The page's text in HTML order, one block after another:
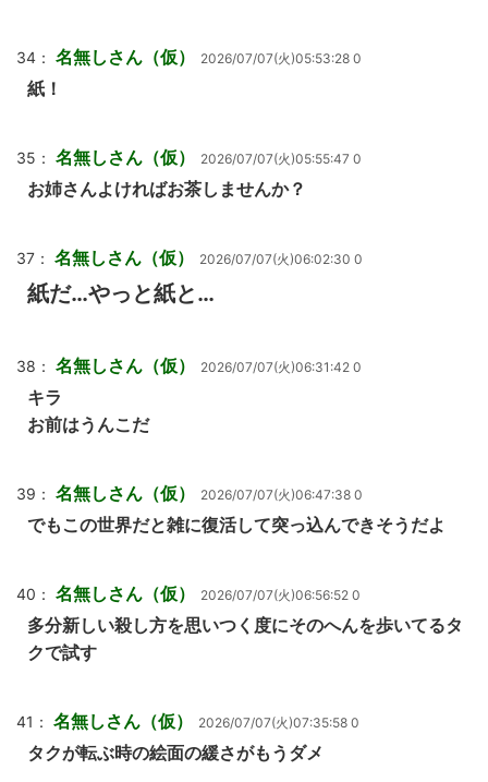
34： 名無しさん（仮） 2026/07/07(火)05:53:28 0
紙！
35： 名無しさん（仮） 2026/07/07(火)05:55:47 0
お姉さんよければお茶しませんか？
37： 名無しさん（仮） 2026/07/07(火)06:02:30 0
紙だ…やっと紙と…
38： 名無しさん（仮） 2026/07/07(火)06:31:42 0
キラ
お前はうんこだ
39： 名無しさん（仮） 2026/07/07(火)06:47:38 0
でもこの世界だと雑に復活して突っ込んできそうだよ
40： 名無しさん（仮） 2026/07/07(火)06:56:52 0
多分新しい殺し方を思いつく度にそのへんを歩いてるタ
クで試す
41： 名無しさん（仮） 2026/07/07(火)07:35:58 0
タクが転ぶ時の絵面の緩さがもうダメ